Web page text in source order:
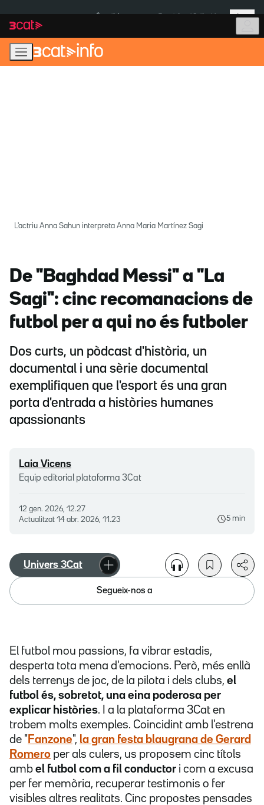
navegació
principal
contingut
Més
L'actriu Anna Sahun interpreta Anna Maria Martínez Sagi
De "Baghdad Messi" a "La
Sagi": cinc recomanacions de
futbol per a qui no és futboler
Dos curts, un pòdcast d'història, un
documental i una sèrie documental
exemplifiquen que l'esport és una gran
porta d'entrada a històries humanes
apassionants
Laia Vicens
Equip editorial plataforma 3Cat
12 gen. 2026, 12.27
Actualitzat 14 abr. 2026, 11.23 5 min
Univers 3Cat
Segueix-nos a
El futbol mou passions, fa vibrar estadis,
desperta tota mena d'emocions. Però, més enllà
dels terrenys de joc, de la pilota i dels clubs, el
futbol és, sobretot, una eina poderosa per
explicar històries. I a la plataforma 3Cat en
trobem molts exemples. Coincidint amb l'estrena
de " Fanzone", la gran festa blaugrana de Gerard
Romero per als culers, us proposem cinc títols
amb el futbol com a fil conductor i com a excusa
per fer memòria, recuperar testimonis o fer
visibles altres realitats. Cinc propostes pensades